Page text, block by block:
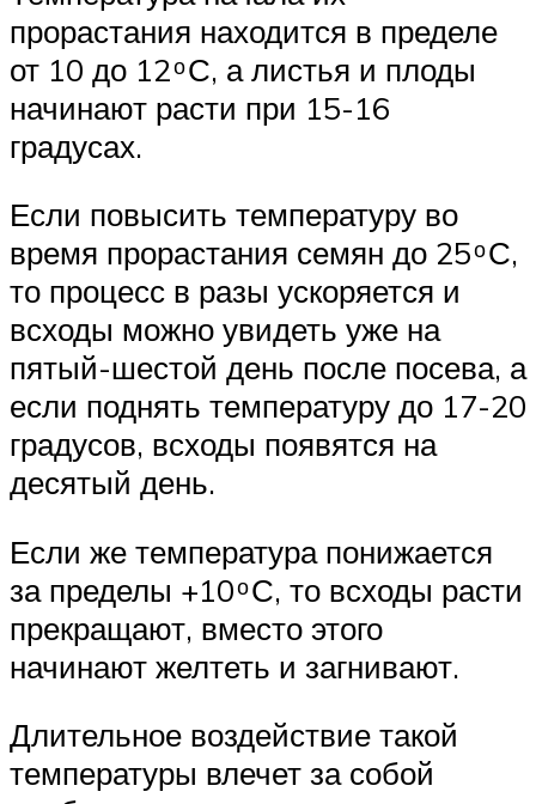
прорастания находится в пределе
от 10 до 12 ͦ С, а листья и плоды
начинают расти при 15-16
градусах.
Если повысить температуру во
время прорастания семян до 25 ͦ С,
то процесс в разы ускоряется и
всходы можно увидеть уже на
пятый-шестой день после посева, а
если поднять температуру до 17-20
градусов, всходы появятся на
десятый день.
Если же температура понижается
за пределы +10 ͦ С, то всходы расти
прекращают, вместо этого
начинают желтеть и загнивают.
Длительное воздействие такой
температуры влечет за собой